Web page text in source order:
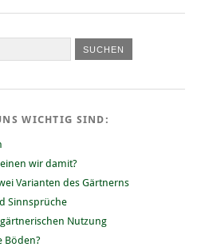
WICHTIG SIND:
wir damit?
Varianten des Gärtnerns
Sinnsprüche
Nutzung
Böden?